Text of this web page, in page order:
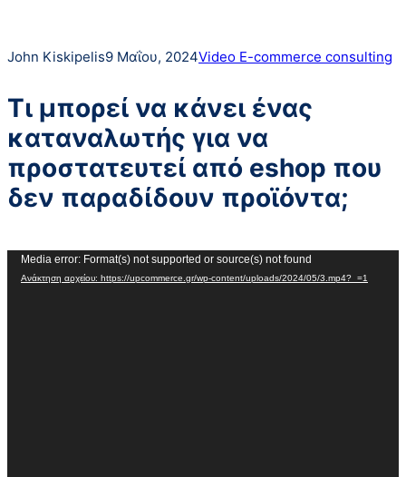
John Kiskipelis9 Μαΐου, 2024Video E-commerce consulting
Τι μπορεί να κάνει ένας
καταναλωτής για να
προστατευτεί από eshop που
δεν παραδίδουν προϊόντα;
Πρόγραμμα
Αναπαραγωγής
Media error: Format(s) not supported or source(s) not found
Ανάκτηση αρχείου: https://upcommerce.gr/wp-content/uploads/2024/05/3.mp4?_=1